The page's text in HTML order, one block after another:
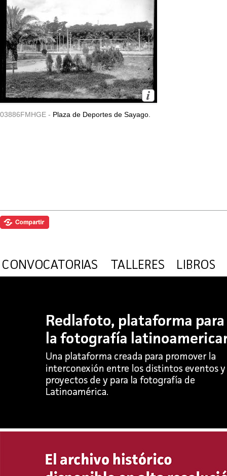
03886FMHGE - Plaza de Deportes de Sayago.